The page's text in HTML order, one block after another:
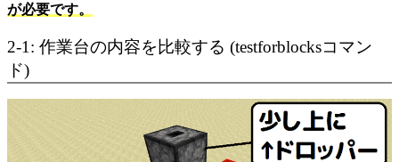
が必要です。
2-1: 作業台の内容を比較する (testforblocksコマン
ド)